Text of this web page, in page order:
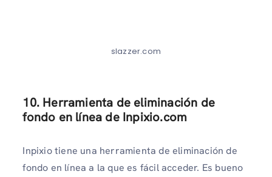
slazzer.com
10. Herramienta de eliminación de
fondo en línea de Inpixio.com
Inpixio tiene una herramienta de eliminación de
fondo en línea a la que es fácil acceder. Es bueno